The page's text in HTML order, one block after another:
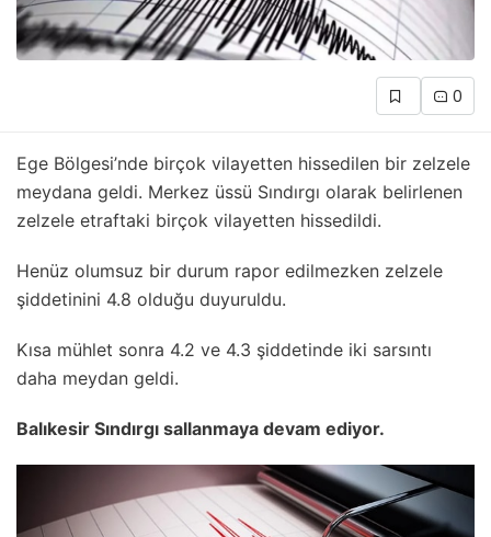
0
Ege Bölgesi’nde birçok vilayetten hissedilen bir zelzele
meydana geldi. Merkez üssü Sındırgı olarak belirlenen
zelzele etraftaki birçok vilayetten hissedildi.
Henüz olumsuz bir durum rapor edilmezken zelzele
şiddetinini 4.8 olduğu duyuruldu.
Kısa mühlet sonra 4.2 ve 4.3 şiddetinde iki sarsıntı
daha meydan geldi.
Balıkesir Sındırgı sallanmaya devam ediyor.